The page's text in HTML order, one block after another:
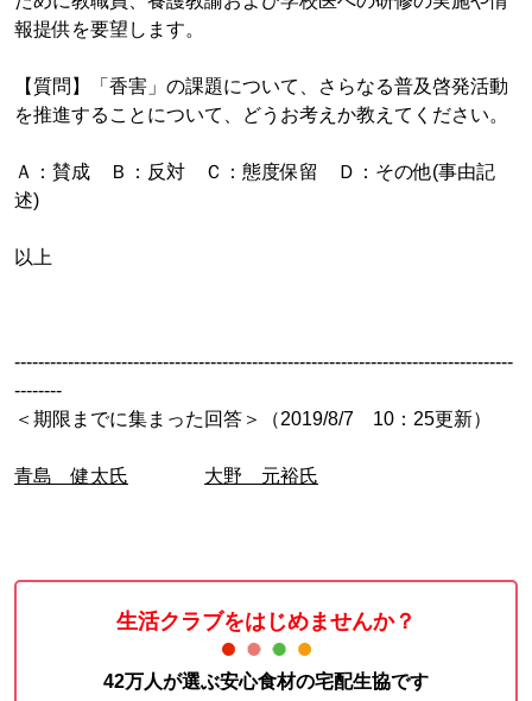
報提供を要望します。
【質問】「香害」の課題について、さらなる普及啓発活動
を推進することについて、どうお考えか教えてください。
Ａ：賛成 Ｂ：反対 Ｃ：態度保留 Ｄ：その他(事由記
述)
以上
------------------------------------------------------------------------------------
--------
＜期限までに集まった回答＞（2019/8/7 10：25更新）
青島 健太氏 大野 元裕氏
生活クラブをはじめませんか？
42万人が選ぶ安心食材の宅配生協です